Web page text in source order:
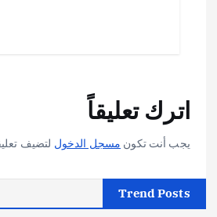
اترك تعليقاً
يجب أنت تكون مسجل الدخول لتضيف
Trend Posts
هوي آن… مدينة